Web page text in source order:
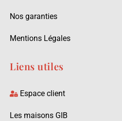
Liens utiles
Espace client
Les maisons GIB
Nos garanties
Mentions Légales